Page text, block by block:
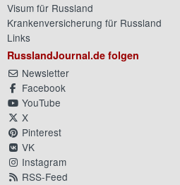
Visum für Russland
Krankenversicherung für Russland
Links
RusslandJournal.de folgen
Newsletter
Facebook
YouTube
X
Pinterest
VK
Instagram
RSS-Feed